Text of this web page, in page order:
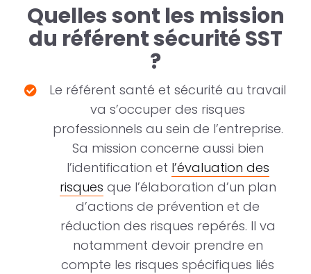
Quelles sont les mission
du référent sécurité SST
?
Le référent santé et sécurité au travail
va s’occuper des risques
professionnels au sein de l’entreprise.
Sa mission concerne aussi bien
l’identification et l’évaluation des
risques que l’élaboration d’un plan
d’actions de prévention et de
réduction des risques repérés. Il va
notamment devoir prendre en
compte les risques spécifiques liés